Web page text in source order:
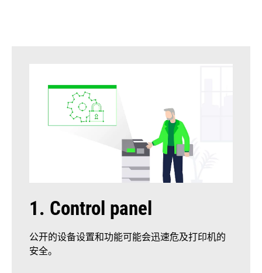
1. Control panel
公开的设备设置和功能可能会迅速危及打印机的
安全。